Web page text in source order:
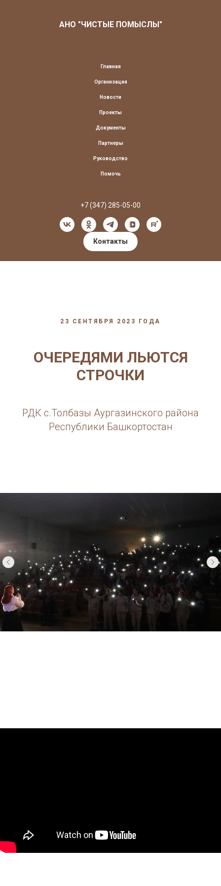
АНО "ЧИСТЫЕ ПОМЫСЛЫ"
Главная
Организация
Новости
Проекты
Документы
Партнеры
Руководство
Помочь
+7 (347) 285-05-00
Контакты
23 СЕНТЯБРЯ 2023 ГОДА
ОЧЕРЕДЯМИ ЛЬЮТСЯ
СТРОЧКИ
РДК с.Толбазы Аургазинского района
Республики Башкортостан